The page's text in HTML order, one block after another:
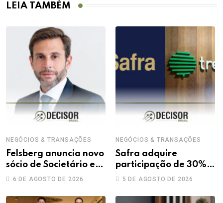
LEIA TAMBÉM
NEGÓCIOS & TRANSAÇÕES
Felsberg anuncia novo
sócio de Societário e
M&A
6 DE AGOSTO DE 2026
NEGÓCIOS & TRANSAÇÕES
Safra adquire
participação de 30%
na Treecorp
5 DE AGOSTO DE 2026